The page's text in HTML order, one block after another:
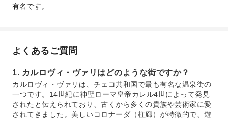
有名です。
よくあるご質問
1. カルロヴィ・ヴァリはどのような街ですか？
カルロヴィ・ヴァリは、チェコ共和国で最も有名な温泉街の
一つです。14世紀に神聖ローマ皇帝カレル4世によって発見
されたと伝えられており、古くから多くの貴族や芸術家に愛
されてきました。美しいコロナーダ（柱廊）が特徴的で、遊